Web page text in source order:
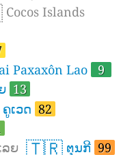
Cocos Islands
Paxaxôn Lao 9
13
ຄູເວດ 82
ລຍ 🇹🇷 ຕຸນກີ 99